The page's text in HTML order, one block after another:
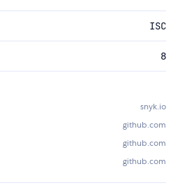
ISC
8
snyk.io
github.com
github.com
github.com